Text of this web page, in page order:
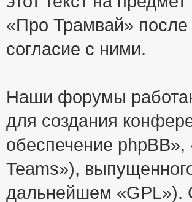
«Про Трамвай» после
согласие с ними.
Наши форумы
для создания
обеспечение
Teams»),
дальнейшем «GPL»).